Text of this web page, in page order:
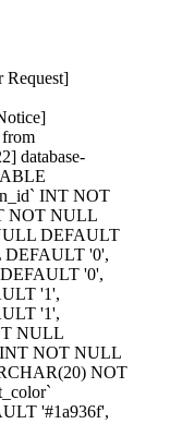
Request]
from
database-
INT NOT
NOT NULL
DEFAULT
DEFAULT '0',
'0',
'1',
'1',
NULL
INT NOT NULL
NOT
'#1a936f',